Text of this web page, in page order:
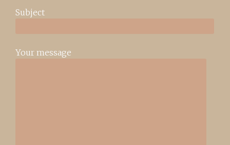
Subject
Your message